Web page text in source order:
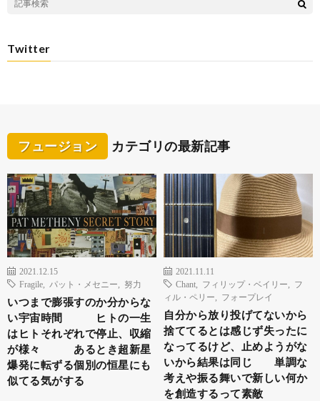
Twitter
フュージョン カテゴリの最新記事
2021.12.15
Fragile
パット・メセニー 努力
いつまで膨張すのか分からな
い宇宙時間 ヒトの一生
はヒトそれぞれで停止、収縮
が様々 あるとき超新星
爆発に転ずる個別の恒星にも
似てる気がする
2021.11.11
Chant
フィリップ・ベイリー
フ
ィル・ペリー
フォープレイ
自分から放り投げてないから
捨ててるとは感じず失ったに
なってるけど、止めようがな
いから結果は同じ 単調な
考えや振る舞いで新しい何か
を創造するって素敵